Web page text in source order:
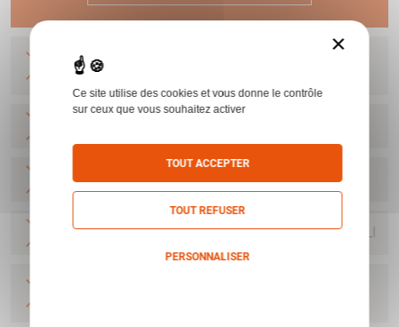
BENELLI
CHOKE BENE INT 20 ** CRIO F0131300 BENELLI
CHOKE BENE INT 20 *** CRIO F0131401 BENELLI
×
Ce site utilise des cookies et vous donne le contrôle
sur ceux que vous souhaitez activer
TOUT ACCEPTER
TOUT REFUSER
PERSONNALISER